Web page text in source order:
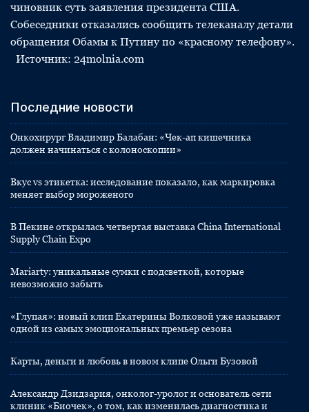
чиновник суть заявления президента США.
Собеседники отказались сообщить телеканалу детали
обращения Обамы к Путину по «красному телефону».
Источник: 24molnia.com
Последние новости
Онкохирург Владимир Балабан: «Чек-ап кишечника
должен начинаться с колоноскопии»
Вкус vs этикетка: исследование показало, как маркировка
меняет выбор мороженого
В Пекине открылась четвертая выставка China International
Supply Chain Expo
Mariarty: уникальные сумки с подсветкой, которые
невозможно забыть
«Глупая»: новый клип Екатерины Волковой уже называют
одной из самых эмоциональных премьер сезона
Карты, деньги и любовь в новом клипе Ольги Бузовой
Александр Дзидзария, онколог-уролог и основатель сети
клиник «Биочек», о том, как изменилась диагностика и